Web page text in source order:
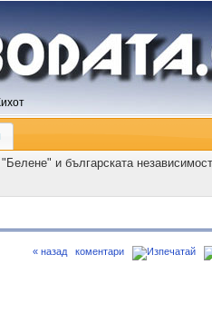
и българската независимост
« назад коментари